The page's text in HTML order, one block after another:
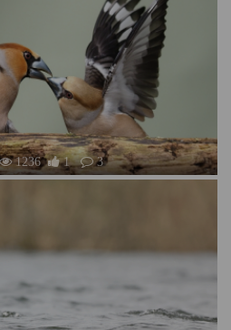
1236 1 3